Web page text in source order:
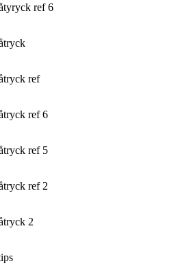
ref 6
ref
ref 6
ref 5
ref 2
2